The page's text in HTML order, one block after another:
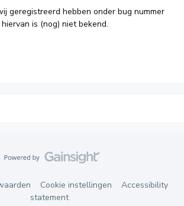
geregistreerd hebben onder bug nummer
is (nog) niet bekend.
Cookie instellingen
Accessibility
statement